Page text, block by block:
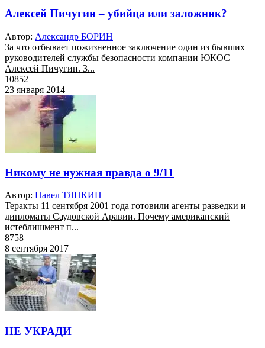
Алексей Пичугин – убийца или заложник?
Автор: Александр БОРИН
За что отбывает пожизненное заключение один из бывших
руководителей службы безопасности компании ЮКОС
Алексей Пичугин. 3...
10852
23 января 2014
Никому не нужная правда о 9/11
Автор: Павел ТЯПКИН
Теракты 11 сентября 2001 года готовили агенты разведки и
дипломаты Саудовской Аравии. Почему американский
истеблишмент п...
8758
8 сентября 2017
НЕ УКРАДИ